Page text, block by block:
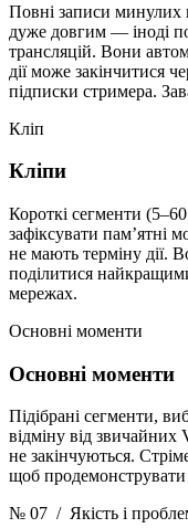
Повні записи минулих
дуже довгим — іноді
трансляцій. Вони
дії може закінчитися
підписки стримера.
Кліп
Кліпи
Короткі сегменти
зафіксувати пам’ятні
не мають терміну дії.
поділитися
мережах.
Основні моменти
Основні моменти
Підібрані сегменти,
відміну від
не закінчуються.
щоб
№ 07 / Якість і